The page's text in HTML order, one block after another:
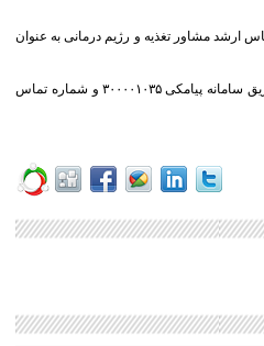
ارشد مشاور تغذیه و رژیم درمانی به عنوان
علاقمندان برای ارتباط با این برنامه و دیگر برنامه های رادیو گفت و گو می توانند از طریق سامانه پیامکی ۳۰۰۰۰۱۰۳۵ و شماره تماس